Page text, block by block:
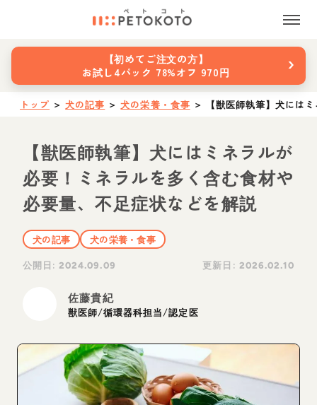
【初めてご注文の方】
お試し4パック 78%オフ 970円
›
トップ ＞ 犬の記事 ＞ 犬の栄養・食事 ＞ 【獣医師執筆】犬には
【獣医師執筆】犬にはミネラルが
必要！ミネラルを多く含む食材や
必要量、不足症状などを解説
犬の記事
犬の栄養・食事
公開日:2024.09.09 更新日: 2026.02.10
佐藤貴紀
獣医師/循環器科担当/認定医